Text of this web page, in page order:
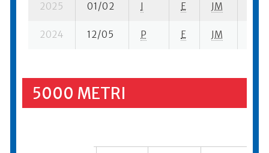
2025 01/02 I E JM
2024 12/05 P E JM
5000 METRI